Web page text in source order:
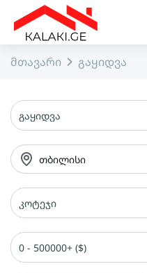
მთავარი გაყიდვა
გაყიდვა
თბილისი
კოტეჯი
0 - 500000+ ($)